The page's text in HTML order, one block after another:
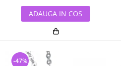
ADAUGA IN COS
-47%